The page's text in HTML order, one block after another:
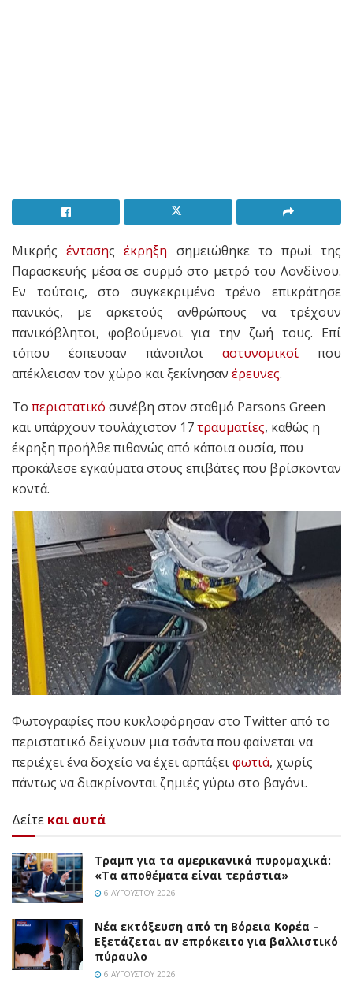
Μικρήςέντασηςέκρηξη σημειώθηκε το πρωί της
Παρασκευής μέσα σε συρμό στο μετρό του Λονδίνου.
Εν τούτοις, στο συγκεκριμένο τρένο επικράτησε
πανικός, με αρκετούς ανθρώπους να τρέχουν
πανικόβλητοι, φοβούμενοι για την ζωή τους. Επί
τόπου έσπευσαν πάνοπλοι αστυνομικοί που
απέκλεισαν τον χώρο και ξεκίνησαν έρευνες.
Το περιστατικό συνέβη στον σταθμό Parsons Green
και υπάρχουν τουλάχιστον 17τραυματίες, καθώς η
έκρηξη προήλθε πιθανώς από κάποια ουσία, που
προκάλεσε εγκαύματα στους επιβάτες που βρίσκονταν
κοντά.
Φωτογραφίες που κυκλοφόρησαν στο Twitter από το
περιστατικό δείχνουν μια τσάντα που φαίνεται να
περιέχει ένα δοχείο να έχει αρπάξειφωτιά, χωρίς
πάντως να διακρίνονται ζημιές γύρω στο βαγόνι.
Δείτε και αυτά
Τραμπ για τα αμερικανικά πυρομαχικά:
«Τα αποθέματα είναι τεράστια»
6 ΑΥΓΟΎΣΤΟΥ 2026
Νέα εκτόξευση από τη Βόρεια Κορέα –
Εξετάζεται αν επρόκειτο για βαλλιστικό
πύραυλο
6 ΑΥΓΟΎΣΤΟΥ 2026